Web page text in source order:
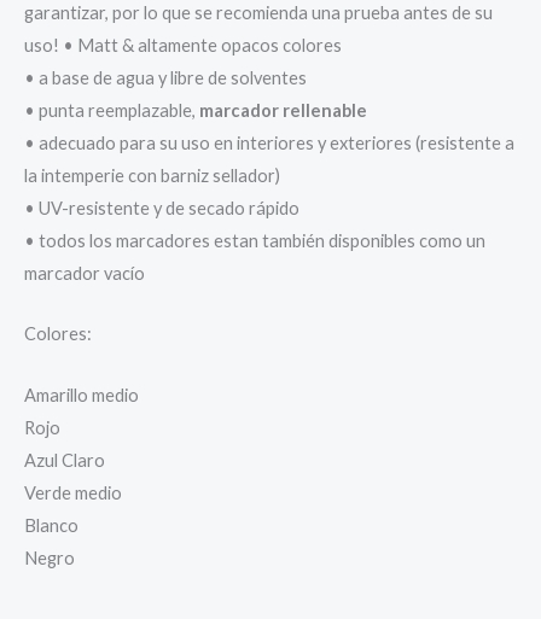
garantizar, por lo que se recomienda una prueba antes de su
uso! • Matt & altamente opacos colores
• a base de agua y libre de solventes
• punta reemplazable, marcador rellenable
• adecuado para su uso en interiores y exteriores (resistente a
la intemperie con barniz sellador)
• UV-resistente y de secado rápido
• todos los marcadores estan también disponibles como un
marcador vacío
Colores:
Amarillo medio
Rojo
Azul Claro
Verde medio
Blanco
Negro